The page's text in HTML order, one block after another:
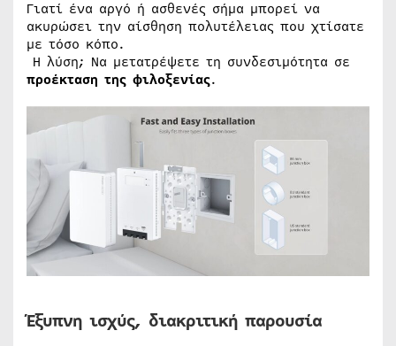
Γιατί ένα αργό ή ασθενές σήμα μπορεί να
ακυρώσει την αίσθηση πολυτέλειας που χτίσατε
με τόσο κόπο.
Η λύση; Να μετατρέψετε τη συνδεσιμότητα σε
προέκταση της φιλοξενίας.
Έξυπνη ισχύς, διακριτική παρουσία